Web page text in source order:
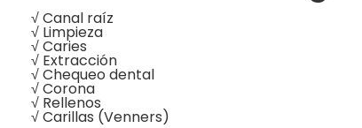
√ Canal raíz
√ Limpieza
√ Caries
√ Extracción
√ Chequeo dental
√ Corona
√ Rellenos
√ Carillas (Venners)